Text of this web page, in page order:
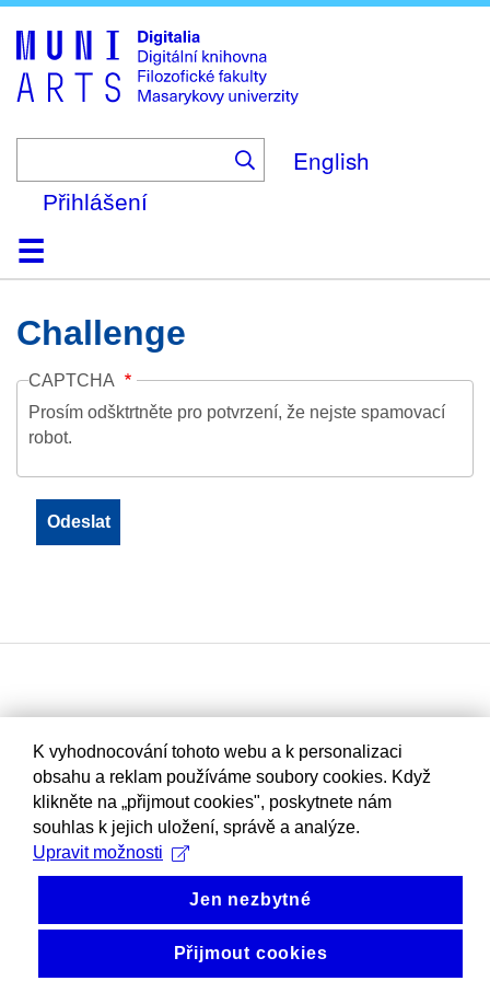
to
main
content
English
Přihlášení
DomůKolekce
Prohlížení
Vyhledávání
O platformě
Nápověda
KontaktDigitalia
Challenge
CAPTCHA
Prosím odšktrtněte pro potvrzení, že nejste spamovací
robot.
K vyhodnocování tohoto webu a k personalizaci
obsahu a reklam používáme soubory cookies. Když
klikněte na „přijmout cookies", poskytnete nám
souhlas k jejich uložení, správě a analýze.
Upravit možnosti
Jen nezbytné
Přijmout cookies